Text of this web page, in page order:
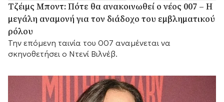
Τζέιμς Μποντ: Πότε θα ανακοινωθεί ο νέος 007 – Η
μεγάλη αναμονή για τον διάδοχο του εμβληματικού
ρόλου
Την επόμενη ταινία του 007 αναμένεται να
σκηνοθετήσει ο Ντενί Βιλνέβ.